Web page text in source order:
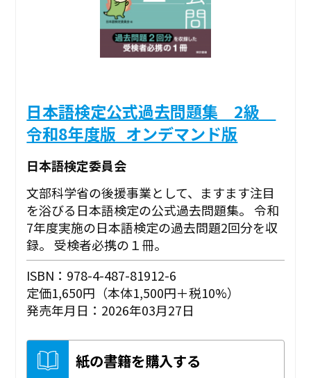
日本語検定公式過去問題集 2級
令和8年度版_オンデマンド版
日本語検定委員会
文部科学省の後援事業として、ますます注目
を浴びる日本語検定の公式過去問題集。 令和
7年度実施の日本語検定の過去問題2回分を収
録。 受検者必携の１冊。
ISBN：978-4-487-81912-6
定価1,650円（本体1,500円＋税10%）
発売年月日：2026年03月27日
紙の書籍を購入する